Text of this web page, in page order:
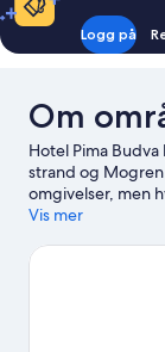
(2
Twin
Logg på
Om
Hotel Pima
strand og
omgivelser, men
legge turen
reiseguide til Budva
Vis mer